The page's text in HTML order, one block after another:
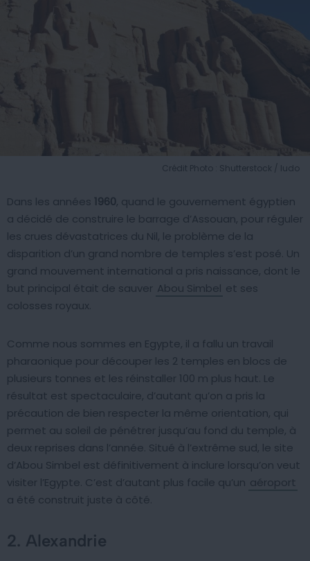
Crédit Photo : Shutterstock / ludo
Dans les années 1960, quand le gouvernement égyptien
a décidé de construire le barrage d’Assouan, pour réguler
les crues dévastatrices du Nil, le problème de la
disparition d’un grand nombre de temples s’est posé. Un
grand mouvement international a pris naissance, dont le
but principal était de sauver Abou Simbel et ses
colosses royaux.
Comme nous sommes en Egypte, il a fallu un travail
pharaonique pour découper les 2 temples en blocs de
plusieurs tonnes et les réinstaller 100 m plus haut. Le
résultat est spectaculaire, d’autant qu’on a pris la
précaution de bien respecter la même orientation, qui
permet au soleil de pénétrer jusqu’au fond du temple, à
deux reprises dans l’année. Situé à l’extrême sud, le site
d’Abou Simbel est définitivement à inclure lorsqu’on veut
visiter l’Egypte. C’est d’autant plus facile qu’un aéroport
a été construit juste à côté.
2. Alexandrie